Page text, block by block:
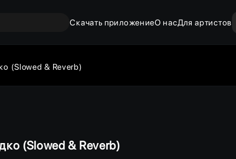
Скачать приложениеО насДля артистов
(Slowed & Reverb)
(Slowed & Reverb)